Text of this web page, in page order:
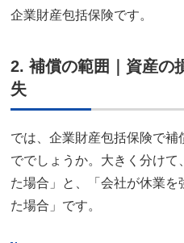
企業財産包括保険です。
2. 補償の範囲｜資産の
失
では、企業財産包括保険で補
ででしょうか。大きく分け
た場合」と、「会社が休業
た場合」です。